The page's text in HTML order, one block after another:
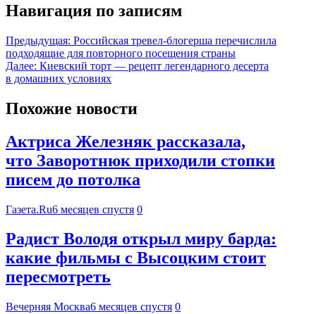
Навигация по записям
Предыдущая: Российская тревел-блогерша перечислила
подходящие для повторного посещения страны
Далее: Киевский торт — рецепт легендарного десерта
в домашних условиях
Похожие новости
Актриса Железняк рассказала,
что Заворотнюк приходили стопки
писем до потолка
Газета.Ru6 месяцев спустя 0
Радист Володя открыл миру барда:
какие фильмы с Высоцким стоит
пересмотреть
Вечерняя Москва6 месяцев спустя 0